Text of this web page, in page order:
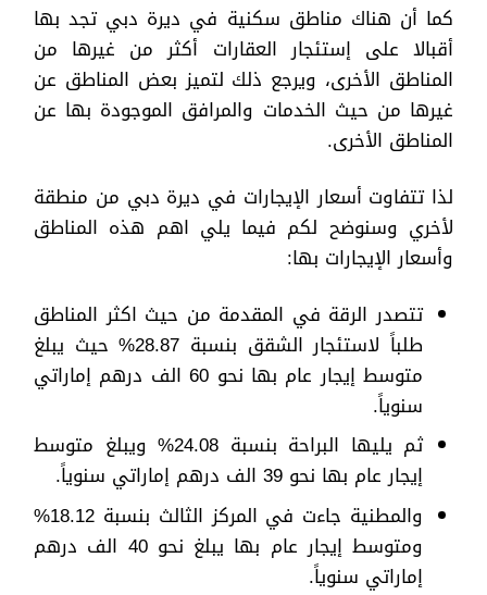
كما أن هناك مناطق سكنية في ديرة دبي تجد بها
أقبالا على إستئجار العقارات أكثر من غيرها من
المناطق الأخرى، ويرجع ذلك لتميز بعض المناطق عن
غيرها من حيث الخدمات والمرافق الموجودة بها عن
المناطق الأخرى.
لذا تتفاوت أسعار الإيجارات في ديرة دبي من منطقة
لأخري وسنوضح لكم فيما يلي اهم هذه المناطق
وأسعار الإيجارات بها:
تتصدر الرقة في المقدمة من حيث اكثر المناطق
طلباً لاستئجار الشقق بنسبة 28.87% حيث يبلغ
متوسط إيجار عام بها نحو 60 الف درهم إماراتي
سنوياً.
ثم يليها البراحة بنسبة 24.08% ويبلغ متوسط
إيجار عام بها نحو 39 الف درهم إماراتي سنوياً.
والمطنية جاءت في المركز الثالث بنسبة 18.12%
ومتوسط إيجار عام بها يبلغ نحو 40 الف درهم
إماراتي سنوياً.